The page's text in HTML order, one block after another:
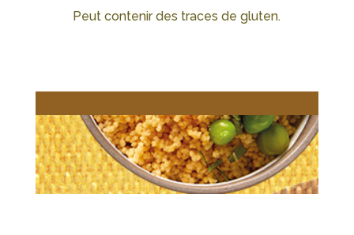
Peut contenir des traces de gluten.